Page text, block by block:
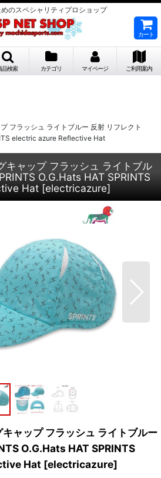
のスペシャリティプロショップ
カート
品検索 カテゴリ マイページ ご利用案内
フラッシュ ライトブルー 反射 リフレクト
electric azure Reflective Hat
キャップ フラッシュ ライトブル
O.G.Hats HAT SPRINTS
Hat [electricazure]
ャップ フラッシュ ライトブルー
O.G.Hats HAT SPRINTS
Hat [electricazure]